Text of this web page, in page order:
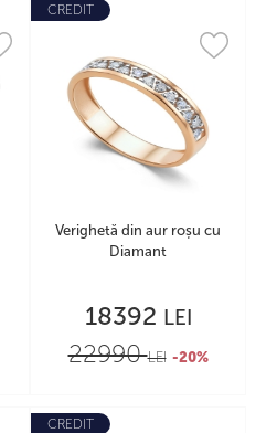
CREDIT
Verighetă din aur roșu cu
Diamant
18392 LEI
22990LEI -20%
CREDIT